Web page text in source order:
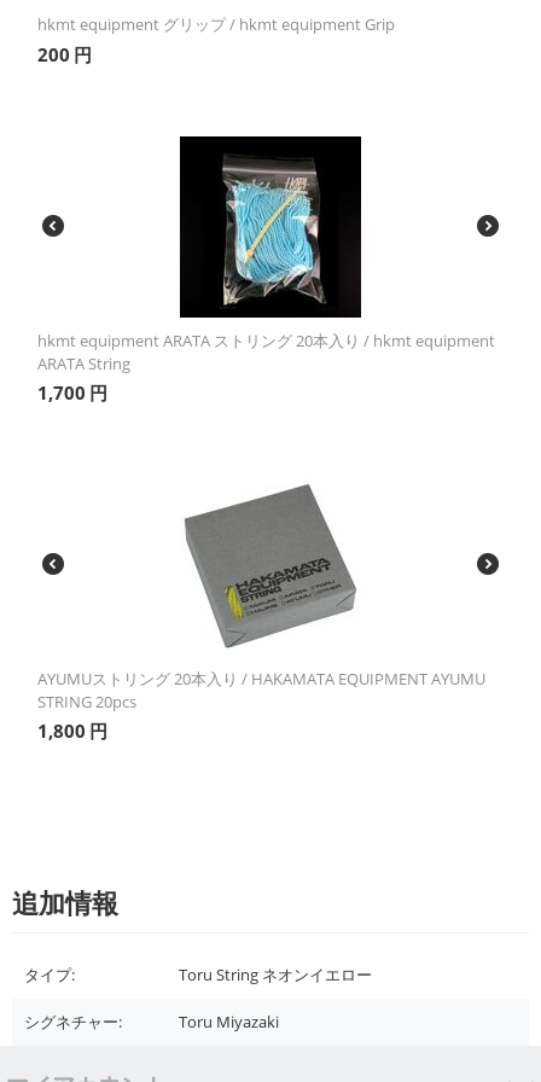
hkmt equipment グリップ / hkmt equipment Grip
200 円
hkmt equipment ARATA ストリング 20本入り / hkmt equipment
ARATA String
1,700 円
AYUMUストリング 20本入り / HAKAMATA EQUIPMENT AYUMU
STRING 20pcs
1,800 円
追加情報
タイプ: Toru String ネオンイエロー
シグネチャー: Toru Miyazaki